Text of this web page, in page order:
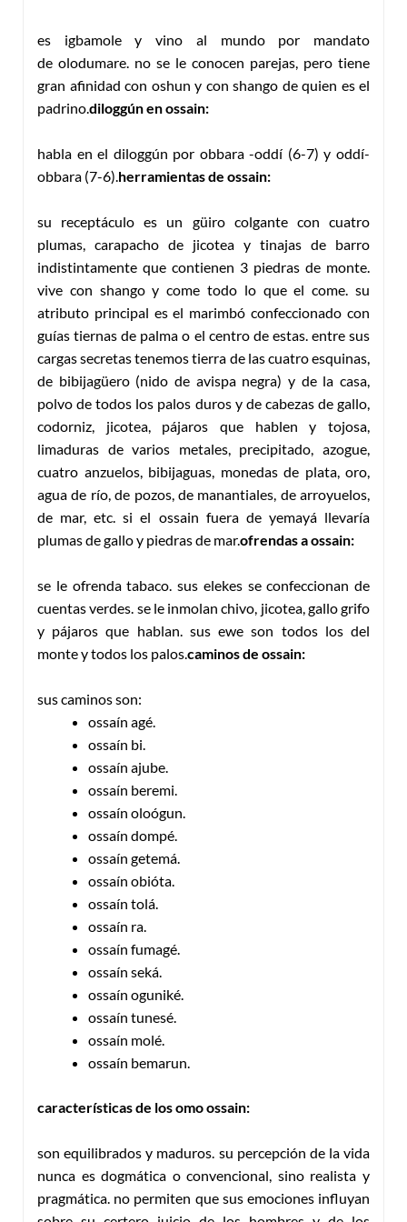
es igbamole y vino al mundo por mandato
de olodumare. no se le conocen parejas, pero tiene
gran afinidad con oshun y con shango de quien es el
padrino.diloggún en ossain:
habla en el diloggún por obbara -oddí (6-7) y oddí-
obbara (7-6).herramientas de ossain:
su receptáculo es un güiro colgante con cuatro
plumas, carapacho de jicotea y tinajas de barro
indistintamente que contienen 3 piedras de monte.
vive con shango y come todo lo que el come. su
atributo principal es el marimbó confeccionado con
guías tiernas de palma o el centro de estas. entre sus
cargas secretas tenemos tierra de las cuatro esquinas,
de bibijagüero (nido de avispa negra) y de la casa,
polvo de todos los palos duros y de cabezas de gallo,
codorniz, jicotea, pájaros que hablen y tojosa,
limaduras de varios metales, precipitado, azogue,
cuatro anzuelos, bibijaguas, monedas de plata, oro,
agua de río, de pozos, de manantiales, de arroyuelos,
de mar, etc. si el ossain fuera de yemayá llevaría
plumas de gallo y piedras de mar.ofrendas a ossain:
se le ofrenda tabaco. sus elekes se confeccionan de
cuentas verdes. se le inmolan chivo, jicotea, gallo grifo
y pájaros que hablan. sus ewe son todos los del
monte y todos los palos.caminos de ossain:
sus caminos son:
ossaín agé.
ossaín bi.
ossaín ajube.
ossaín beremi.
ossaín oloógun.
ossaín dompé.
ossaín getemá.
ossaín obióta.
ossaín tolá.
ossaín ra.
ossaín fumagé.
ossaín seká.
ossaín oguniké.
ossaín tunesé.
ossaín molé.
ossaín bemarun.
características de los omo ossain:
son equilibrados y maduros. su percepción de la vida
nunca es dogmática o convencional, sino realista y
pragmática. no permiten que sus emociones influyan